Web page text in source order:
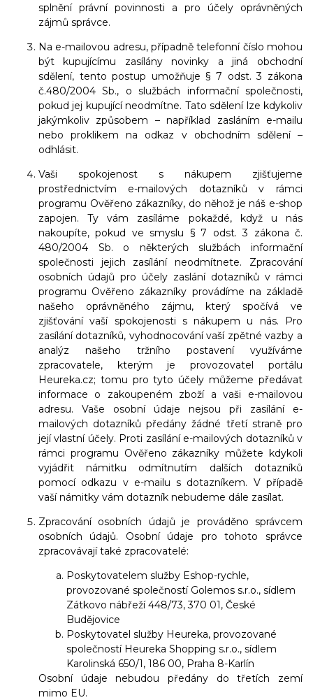
splnění právní povinnosti a pro účely oprávněných
zájmů správce.
Na e-mailovou adresu, případně telefonní číslo mohou
být kupujícímu zasílány novinky a jiná obchodní
sdělení, tento postup umožňuje § 7 odst. 3 zákona
č.480/2004 Sb., o službách informační společnosti,
pokud jej kupující neodmítne. Tato sdělení lze kdykoliv
jakýmkoliv způsobem – například zasláním e-mailu
nebo proklikem na odkaz v obchodním sdělení –
odhlásit.
Vaši spokojenost s nákupem zjišťujeme
prostřednictvím e-mailových dotazníků v rámci
programu Ověřeno zákazníky, do něhož je náš e-shop
zapojen. Ty vám zasíláme pokaždé, když u nás
nakoupíte, pokud ve smyslu § 7 odst. 3 zákona č.
480/2004 Sb. o některých službách informační
společnosti jejich zasílání neodmítnete. Zpracování
osobních údajů pro účely zaslání dotazníků v rámci
programu Ověřeno zákazníky provádíme na základě
našeho oprávněného zájmu, který spočívá ve
zjišťování vaší spokojenosti s nákupem u nás. Pro
zasílání dotazníků, vyhodnocování vaší zpětné vazby a
analýz našeho tržního postavení využíváme
zpracovatele, kterým je provozovatel portálu
Heureka.cz; tomu pro tyto účely můžeme předávat
informace o zakoupeném zboží a vaši e-mailovou
adresu. Vaše osobní údaje nejsou při zasílání e-
mailových dotazníků předány žádné třetí straně pro
její vlastní účely. Proti zasílání e-mailových dotazníků v
rámci programu Ověřeno zákazníky můžete kdykoli
vyjádřit námitku odmítnutím dalších dotazníků
pomocí odkazu v e-mailu s dotazníkem. V případě
vaší námitky vám dotazník nebudeme dále zasílat.
Zpracování osobních údajů je prováděno správcem
osobních údajů. Osobní údaje pro tohoto správce
zpracovávají také zpracovatelé:
Poskytovatelem služby Eshop-rychle,
provozované společností Golemos s.r.o., sídlem
Zátkovo nábřeží 448/73, 370 01, České
Budějovice
Poskytovatel služby Heureka, provozované
společností Heureka Shopping s.r.o., sídlem
Karolinská 650/1, 186 00, Praha 8-Karlín
Osobní údaje nebudou předány do třetích zemí
mimo EU.